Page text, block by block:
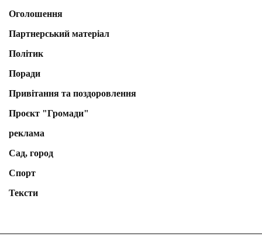
Оголошення
Партнерський матеріал
Політик
Поради
Привітання та поздоровлення
Проєкт "Громади"
реклама
Сад, город
Спорт
Тексти